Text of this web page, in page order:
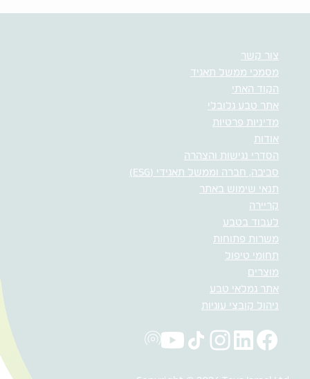
צור קשר
מסמכי ממשל תאגיד
הקוד האתי
אתר טבע גלובלי
מדיניות פרטיות
אודות
הסדרי נגישות והצהרה
סביבה, חברה וממשל תאגידי (ESG)
תנאי שימוש באתר
קריירה
לעבוד בטבע
משרות פתוחות
תחומי טיפול
מוצרים
אתר גמלאי טבע
ניהול קובצי עוגיות